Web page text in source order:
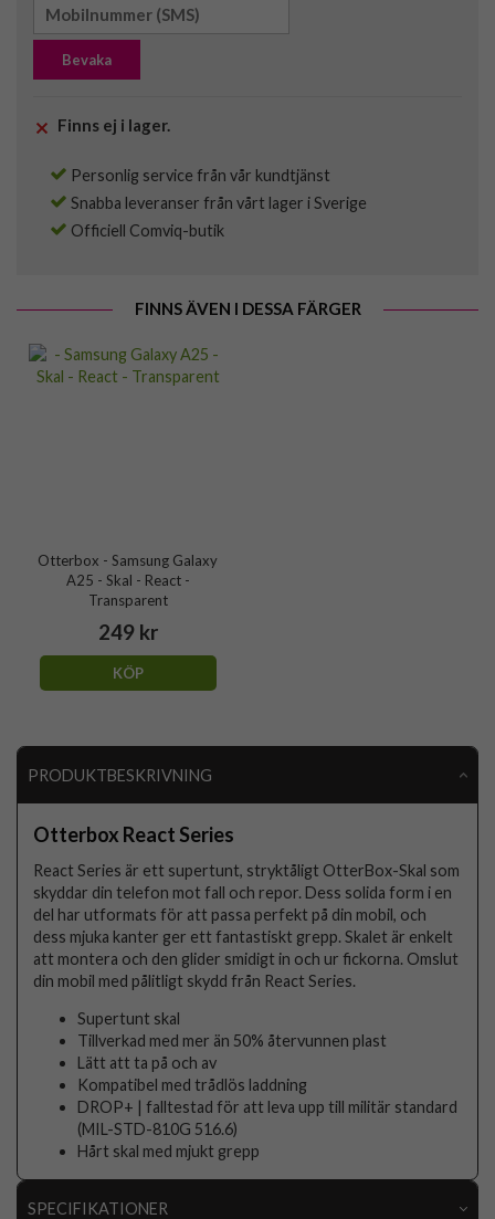
Bevaka
Finns ej i lager.
Personlig service från vår kundtjänst
Snabba leveranser från vårt lager i Sverige
Officiell Comviq-butik
FINNS ÄVEN I DESSA FÄRGER
Otterbox - Samsung Galaxy
A25 - Skal - React -
Transparent
249 kr
KÖP
PRODUKTBESKRIVNING
Otterbox React Series
React Series är ett supertunt, stryktåligt OtterBox-Skal som
skyddar din telefon mot fall och repor. Dess solida form i en
del har utformats för att passa perfekt på din mobil, och
dess mjuka kanter ger ett fantastiskt grepp. Skalet är enkelt
att montera och den glider smidigt in och ur fickorna. Omslut
din mobil med pålitligt skydd från React Series.
Supertunt skal
Tillverkad med mer än 50% återvunnen plast
Lätt att ta på och av
Kompatibel med trådlös laddning
DROP+ | falltestad för att leva upp till militär standard
(MIL-STD-810G 516.6)
Hårt skal med mjukt grepp
SPECIFIKATIONER